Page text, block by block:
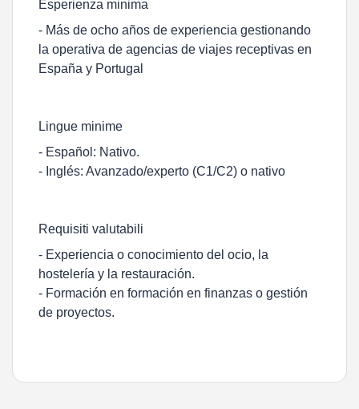
Esperienza minima
- Más de ocho años de experiencia gestionando
la operativa de agencias de viajes receptivas en
España y Portugal
Lingue minime
- Español: Nativo.
- Inglés: Avanzado/experto (C1/C2) o nativo
Requisiti valutabili
- Experiencia o conocimiento del ocio, la
hostelería y la restauración.
- Formación en formación en finanzas o gestión
de proyectos.